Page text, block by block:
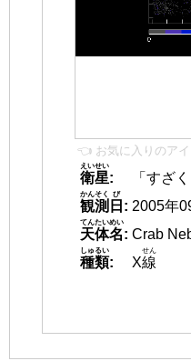
👈 お気に入りのアイ
衛星
えいせい
:
「すざく
観測
かんそく
日
び
: 2005年
天体名
てんたいめい
: Crab
種類
しゅるい
: X線
せん